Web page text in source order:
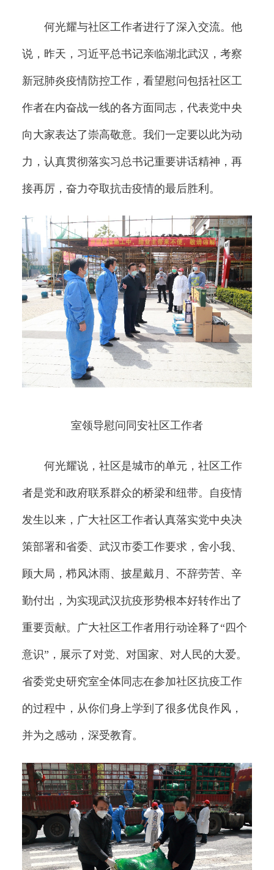
何光耀与社区工作者进行了深入交流。他
说，昨天，习近平总书记亲临湖北武汉，考察
新冠肺炎疫情防控工作，看望慰问包括社区工
作者在内奋战一线的各方面同志，代表党中央
向大家表达了崇高敬意。我们一定要以此为动
力，认真贯彻落实习总书记重要讲话精神，再
接再厉，奋力夺取抗击疫情的最后胜利。
室领导慰问同安社区工作者
何光耀说，社区是城市的单元，社区工作
者是党和政府联系群众的桥梁和纽带。自疫情
发生以来，广大社区工作者认真落实党中央决
策部署和省委、武汉市委工作要求，舍小我、
顾大局，栉风沐雨、披星戴月、不辞劳苦、辛
勤付出，为实现武汉抗疫形势根本好转作出了
重要贡献。广大社区工作者用行动诠释了“四个
意识”，展示了对党、对国家、对人民的大爱。
省委党史研究室全体同志在参加社区抗疫工作
的过程中，从你们身上学到了很多优良作风，
并为之感动，深受教育。